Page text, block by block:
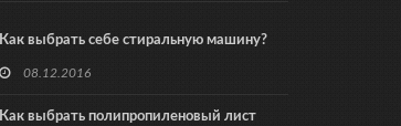
Как выбрать себе стиральную машину?
08.12.2016
Как выбрать полипропиленовый лист